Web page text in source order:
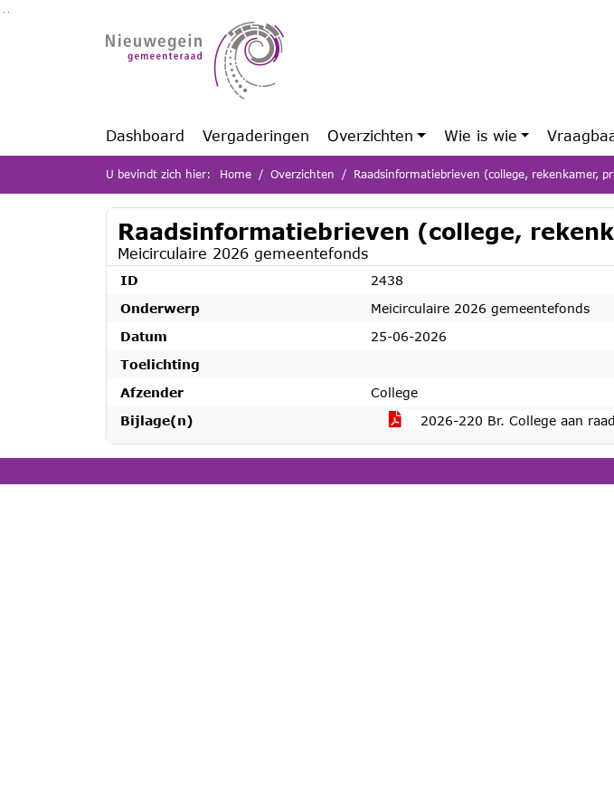
Ga naar de inhoud van deze pagina
Dashboard Vergaderingen Overzichten Wie is wie
U bevindt zich hier: Home Overzichten Raadsinformatiebrieven (college, rekenkamer,
Raadsinformatiebrieven (college,
Meicirculaire 2026 gemeentefonds
ID
2438
Onderwerp
Meicirculaire 2026 gemeentefonds
Datum
25-06-2026
Toelichting
Afzender
College
Bijlage(n)
2026-220 Br. College aan